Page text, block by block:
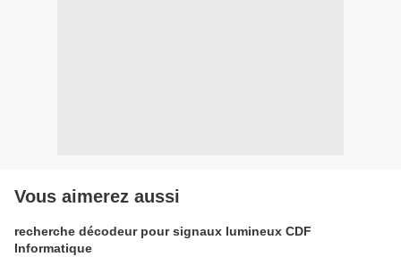
Vous aimerez aussi
recherche décodeur pour signaux lumineux CDF
Informatique